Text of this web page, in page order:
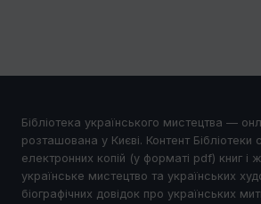
Бібліотека українського мистецтва —
розташована у Києві. Контент Бібліотеки
електронних копій (у форматі pdf) книг і
українське мистецтво та українських
біографічних довідок про українських